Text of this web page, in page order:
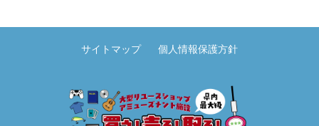
サイトマップ 個人情報保護方針